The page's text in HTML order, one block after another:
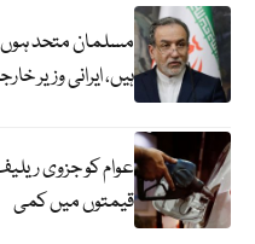
مسلمان متحد ہوں
ہیں، ایرانی وزیر
عوام کو جزوی
قیمتوں میں کمی